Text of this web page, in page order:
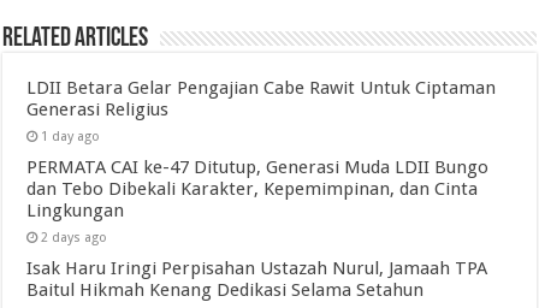
Related Articles
LDII Betara Gelar Pengajian Cabe Rawit Untuk Ciptaman
Generasi Religius
1 day ago
PERMATA CAI ke-47 Ditutup, Generasi Muda LDII Bungo
dan Tebo Dibekali Karakter, Kepemimpinan, dan Cinta
Lingkungan
2 days ago
Isak Haru Iringi Perpisahan Ustazah Nurul, Jamaah TPA
Baitul Hikmah Kenang Dedikasi Selama Setahun